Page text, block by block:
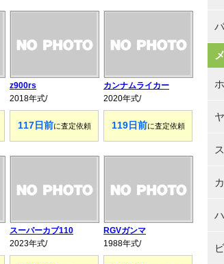
z900rs
2018年式/
117日前に査定依頼
カンナムライカー
2020年式/
119日前に査定依頼
スーパーカブ110
2023年式/
RGVガンマ
1988年式/